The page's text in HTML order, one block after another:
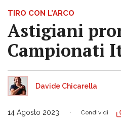
TIRO CON L’ARCO
Astigiani
Campionati
Davide Chicarella
14 Agosto 2023 Condividi